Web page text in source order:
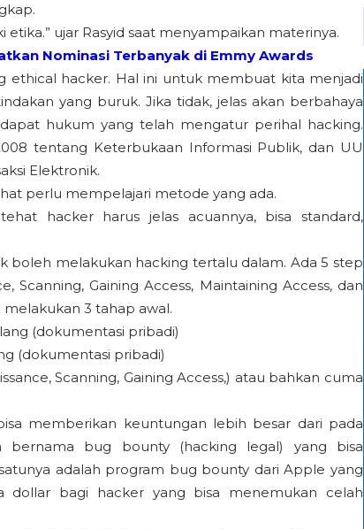
ujar Rasyid saat menyampaikan materinya.
Nominasi Terbanyak di Emmy Awards
ethical hacker. Hal ini untuk membuat kita menjadi
yang buruk. Jika tidak, jelas akan berbahaya
hukum yang telah mengatur perihal hacking.
tentang Keterbukaan Informasi Publik, dan UU
Elektronik.
perlu mempelajari metode yang ada.
hacker harus jelas acuannya, bisa standard,
boleh melakukan hacking tertalu dalam. Ada 5 step
Scanning, Gaining Access, Maintaining Access, dan
3 tahap awal.
(dokumentasi pribadi)
Scanning, Gaining Access,) atau bahkan cuma
memberikan keuntungan lebih besar dari pada
bernama bug bounty (hacking legal) yang bisa
adalah program bug bounty dari Apple yang
dollar bagi hacker yang bisa menemukan celah